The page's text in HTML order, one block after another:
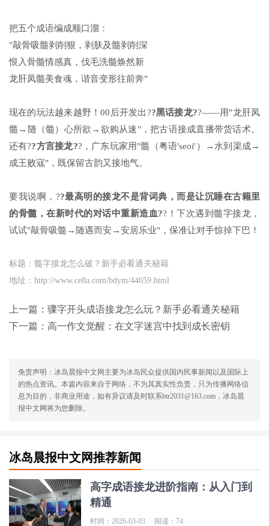
把五个成语编成顺口溜：
"敲骨吸髓剥削狠，剥肤及髓剥削深
恨入骨髓情感真，伐毛洗髓焕然新
龙肝凤髓美食魂，谐音变形往前奔"
现在的玩法越来越野！00后开发出??黑话接龙??——用"龙肝凤
髓→随（髓）心所欲→欲购从速"，把古语接成直播带货话术。
还有??方言接龙??，广东玩家用"髓（粤语'seoi'）→水到渠成→
成王败寇"，既保留古韵又接地气。
要我说啊，??最高明的接龙不是背词典，而是让沉睡在古籍里
的骨髓，在新时代的对话中重新造血??！下次遇到髓字接龙，
试试"敲骨吸髓→随遇而安→安居乐业"，保准让对手惊掉下巴！
标题：髓字接龙怎么破？新手必看通关秘籍
地址：http://www.ce8a.com/bdym/44659.html
上一篇： 骤字开头成语接龙怎么玩？新手必看通关秘籍
下一篇： 高一作文觉醒：在文字迷宫中找到成长密钥
免责声明：冰岛晨报中文网主要为冰岛民众提供国内民事新闻以及国际上
的热点资讯。本篇内容来自于网络，不为其真实性负责，只为传播网络信
息为目的，非商业用途，如有异议请及时联系btr2031@163.com，冰岛晨
报中文网将为您删除。
冰岛晨报中文网推荐新闻
高字成语接龙进阶指南：从入门到
精通
时间：2026-03-03 阅读：74